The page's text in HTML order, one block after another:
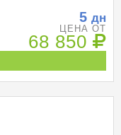
5 дн
ЦЕНА ОТ
68 850